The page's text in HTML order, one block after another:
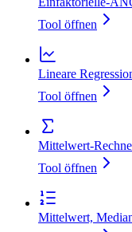
Tool öffnen
Lineare
Tool öffnen
Tool öffnen
Mittelwert,